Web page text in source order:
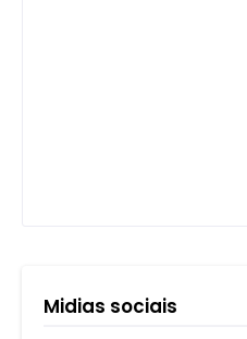
Midias sociais